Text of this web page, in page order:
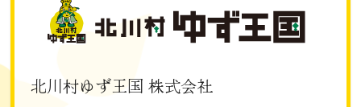
北川村ゆず王国 株式会社